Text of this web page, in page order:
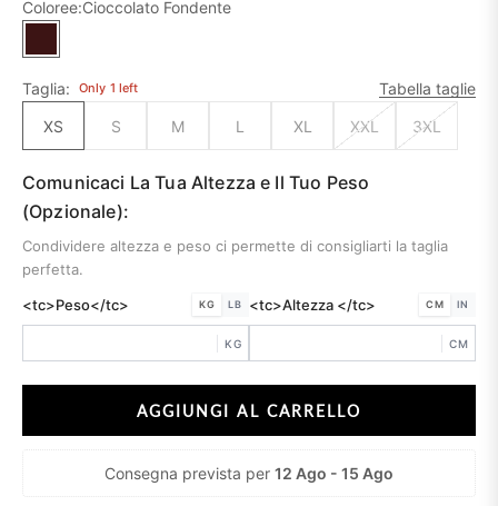
Coloree:Cioccolato Fondente
Cioccolato Fondente
Taglia:
Only 1 left
Tabella taglie
XS
S M L XL XXL 3XL
Comunicaci La Tua Altezza e Il Tuo Peso
(Opzionale):
Condividere altezza e peso ci permette di consigliarti la taglia
perfetta.
<tc>Peso</tc>
KG LB
KG
<tc>Altezza </tc> CM IN
CM
AGGIUNGI AL CARRELLO
Consegna prevista per 12 Ago - 15 Ago